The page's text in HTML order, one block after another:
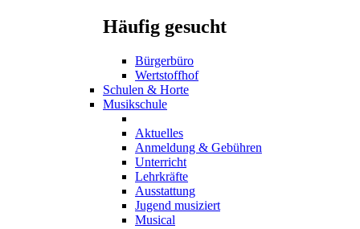
Häufig gesucht
Bürgerbüro
Wertstoffhof
Schulen & Horte
Musikschule
Aktuelles
Anmeldung & Gebühren
Unterricht
Lehrkräfte
Ausstattung
Jugend musiziert
Musical